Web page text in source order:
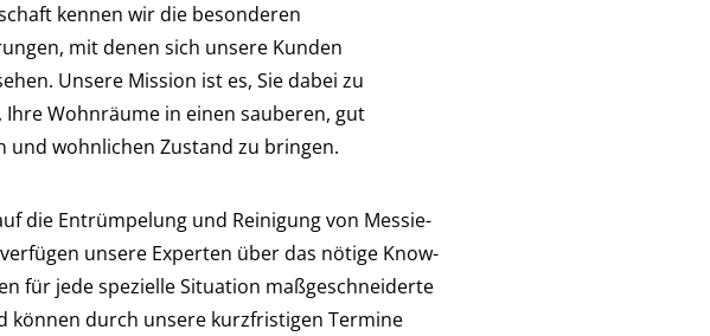
kennen wir die besonderen
mit denen sich unsere Kunden
Unsere Mission ist es, Sie dabei zu
Wohnräume in einen sauberen, gut
wohnlichen Zustand zu bringen.
die Entrümpelung und Reinigung von Messie-
unsere Experten über das nötige Know-
für jede spezielle Situation maßgeschneiderte
können durch unsere kurzfristigen Termine